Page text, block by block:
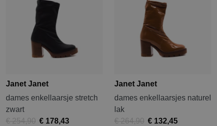
Janet Janet
dames enkellaarsje stretch
zwart
€ 254,90 € 178,43
Janet Janet
dames enkellaarsjes naturel
lak
€ 264,90 € 132,45